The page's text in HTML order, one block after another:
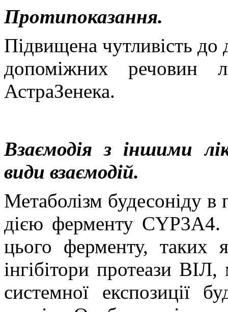
Протипоказання.
Підвищена чутливість
допоміжних речовин
АстраЗенека.
Взаємодія з іншими
види взаємодій.
Метаболізм будесоніду в
дією ферменту CYP3A4.
цього ферменту, таких
інгібітори протеази
системної експозиції